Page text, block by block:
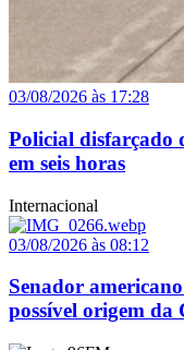
03/08/2026 às 17:28
Policial disfarçado
em seis horas
Internacional
03/08/2026 às 08:12
Senador
possível origem da